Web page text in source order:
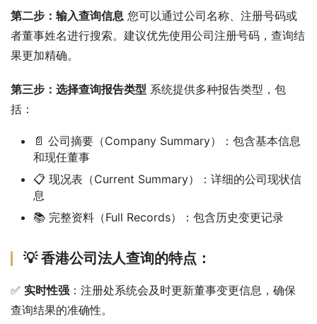
第二步：输入查询信息 您可以通过公司名称、注册号码或
者董事姓名进行搜索。建议优先使用公司注册号码，查询结
果更加精确。
第三步：选择查询报告类型 系统提供多种报告类型，包
括：
📄 公司摘要（Company Summary）：包含基本信息
和现任董事
📋 现况表（Current Summary）：详细的公司现状信
息
📚 完整资料（Full Records）：包含历史变更记录
💡 香港公司法人查询的特点：
✅ 实时性强 ：注册处系统会及时更新董事变更信息，确保
查询结果的准确性。